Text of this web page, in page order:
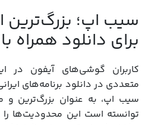
سیب اپ؛ بزرگ‌ترین
برای دانلود همراه
کاربران گوشی‌های آیفون در
متعددی در دانلود برنامه‌های
سیب اپ، به عنوان بزرگ‌ترین و
توانسته است این محدودیت‌ها